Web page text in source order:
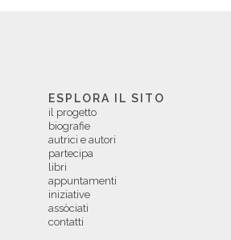
ESPLORA IL SITO
il progetto
biografie
autrici e autori
partecipa
libri
appuntamenti
iniziative
assòciati
contatti